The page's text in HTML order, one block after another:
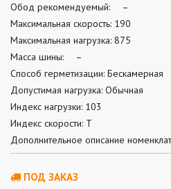
Обод рекомендуемый: –
Максимальная скорость: 190
Максимальная нагрузка: 875
Масса шины: –
Способ герметизации: Бескамерная
Допустимая нагрузка: Обычная
Индекс нагрузки: 103
Индекс скорости: T
Дополнительное описание
ПОД ЗАКАЗ